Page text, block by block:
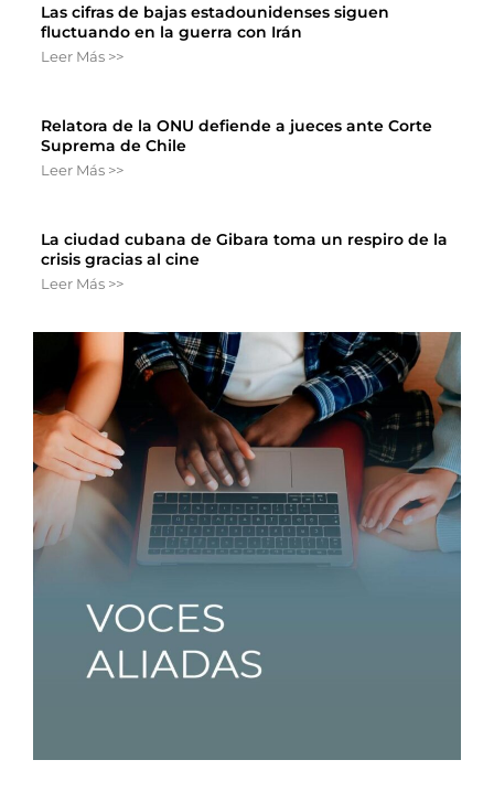
Las cifras de bajas estadounidenses siguen
fluctuando en la guerra con Irán
Leer Más >>
Relatora de la ONU defiende a jueces ante Corte
Suprema de Chile
Leer Más >>
La ciudad cubana de Gibara toma un respiro de la
crisis gracias al cine
Leer Más >>